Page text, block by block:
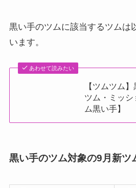
黒い手のツムに該当するツムは
います。
あわせて読みたい
【ツムツム
ツム・ミッ
ム黒い手】
黒い手のツム対象の9月新ツ